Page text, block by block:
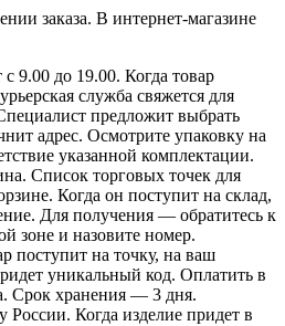
заказа. В интернет-магазине
с 9.00 до 19.00. Когда товар
служба свяжется для
предложит выбрать
адрес. Осмотрите упаковку на
указанной комплектации.
Список торговых точек для
Когда он поступит на склад,
Для получения — обратитесь к
зоне и назовите номер.
поступит на точку, на ваш
уникальный код. Оплатить в
Срок хранения — 3 дня.
России. Когда изделие придет в